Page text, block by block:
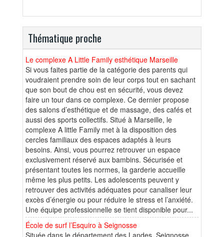
Thématique proche
Le complexe A Little Family esthétique Marseille
Si vous faites partie de la catégorie des parents qui
voudraient prendre soin de leur corps tout en sachant
que son bout de chou est en sécurité, vous devez
faire un tour dans ce complexe. Ce dernier propose
des salons d’esthétique et de massage, des cafés et
aussi des sports collectifs. Situé à Marseille, le
complexe A little Family met à la disposition des
cercles familiaux des espaces adaptés à leurs
besoins. Ainsi, vous pourrez retrouver un espace
exclusivement réservé aux bambins. Sécurisée et
présentant toutes les normes, la garderie accueille
même les plus petits. Les adolescents peuvent y
retrouver des activités adéquates pour canaliser leur
excès d’énergie ou pour réduire le stress et l’anxiété.
Une équipe professionnelle se tient disponible pour...
École de surf l’Esquiro à Seignosse
Située dans le département des Landes, Seignosse